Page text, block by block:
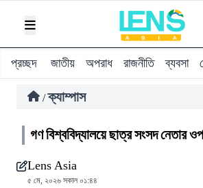
প্রচ্ছদ জাতীয় অপরাধ রাজনীতি ব্যবসা
/ ক্যাম্পাস
গণ বিশ্ববিদ্যালয়ে ছাত্র সংসদ নেতার
Lens Asia
৫ মে, ২০২৬ সকাল ০১:৪৪